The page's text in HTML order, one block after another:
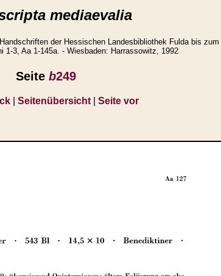
mediaevalia
der Hessischen Landesbibliothek Fulda bis zum
1-3, Aa 1-145a. - Wiesbaden: Harrassowitz, 1992
Seite b249
| Seitenübersicht| Seite vor